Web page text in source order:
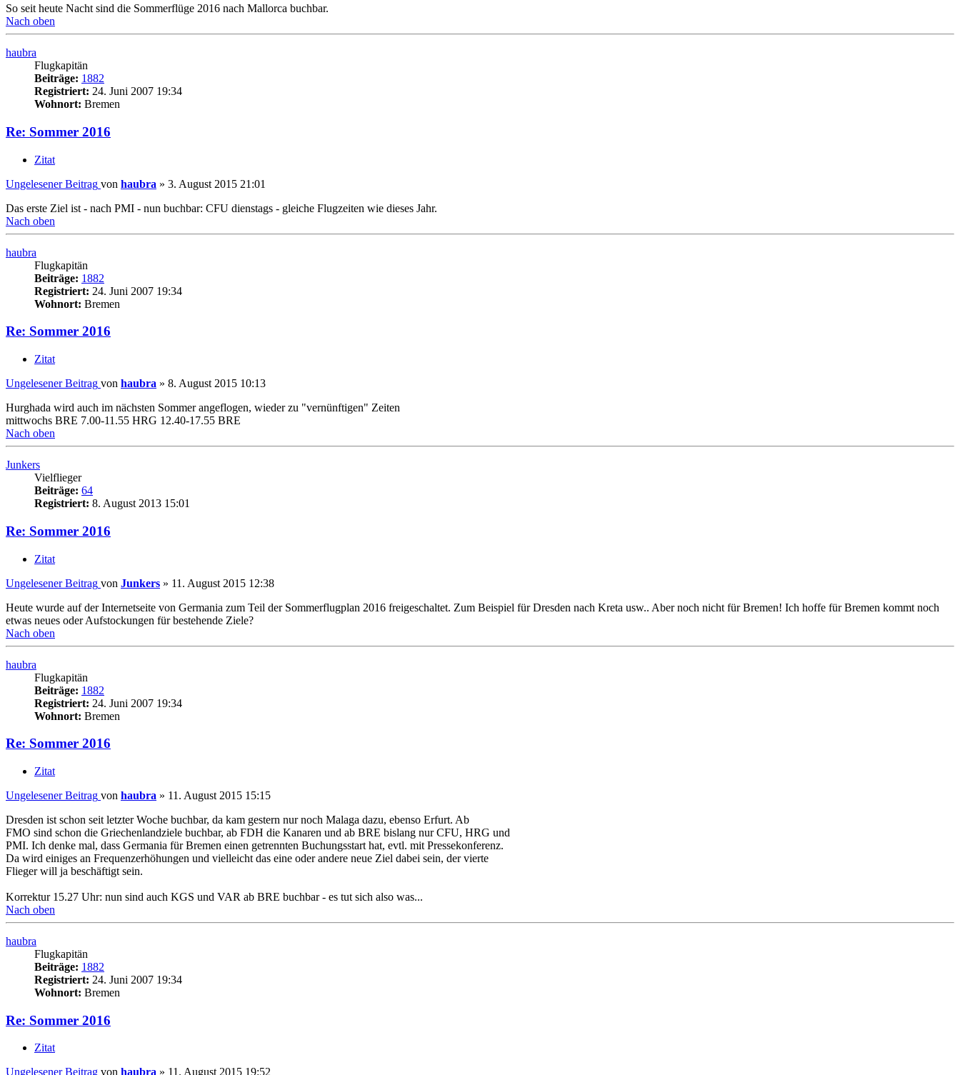
So seit heute Nacht sind die Sommerflüge 2016 nach Mallorca buchbar.
Nach oben
haubra
Flugkapitän
Beiträge: 1882
Registriert: 24. Juni 2007 19:34
Wohnort: Bremen
Re: Sommer 2016
Zitat
Ungelesener Beitrag von haubra » 3. August 2015 21:01
Das erste Ziel ist - nach PMI - nun buchbar: CFU dienstags - gleiche Flugzeiten wie dieses Jahr.
Nach oben
haubra
Flugkapitän
Beiträge: 1882
Registriert: 24. Juni 2007 19:34
Wohnort: Bremen
Re: Sommer 2016
Zitat
Ungelesener Beitrag von haubra » 8. August 2015 10:13
Hurghada wird auch im nächsten Sommer angeflogen, wieder zu "vernünftigen" Zeiten
mittwochs BRE 7.00-11.55 HRG 12.40-17.55 BRE
Nach oben
Junkers
Vielflieger
Beiträge: 64
Registriert: 8. August 2013 15:01
Re: Sommer 2016
Zitat
Ungelesener Beitrag von Junkers » 11. August 2015 12:38
Heute wurde auf der Internetseite von Germania zum Teil der Sommerflugplan 2016 freigeschaltet. Zum Beispiel für Dresden nach Kreta usw.. Aber noch nicht für Bremen! Ich hoffe für Bremen kommt noch
etwas neues oder Aufstockungen für bestehende Ziele?
Nach oben
haubra
Flugkapitän
Beiträge: 1882
Registriert: 24. Juni 2007 19:34
Wohnort: Bremen
Re: Sommer 2016
Zitat
Ungelesener Beitrag von haubra » 11. August 2015 15:15
Dresden ist schon seit letzter Woche buchbar, da kam gestern nur noch Malaga dazu, ebenso Erfurt. Ab
FMO sind schon die Griechenlandziele buchbar, ab FDH die Kanaren und ab BRE bislang nur CFU, HRG und
PMI. Ich denke mal, dass Germania für Bremen einen getrennten Buchungsstart hat, evtl. mit Pressekonferenz.
Da wird einiges an Frequenzerhöhungen und vielleicht das eine oder andere neue Ziel dabei sein, der vierte
Flieger will ja beschäftigt sein.
Korrektur 15.27 Uhr: nun sind auch KGS und VAR ab BRE buchbar - es tut sich also was...
Nach oben
haubra
Flugkapitän
Beiträge: 1882
Registriert: 24. Juni 2007 19:34
Wohnort: Bremen
Re: Sommer 2016
Zitat
Ungelesener Beitrag von haubra » 11. August 2015 19:52